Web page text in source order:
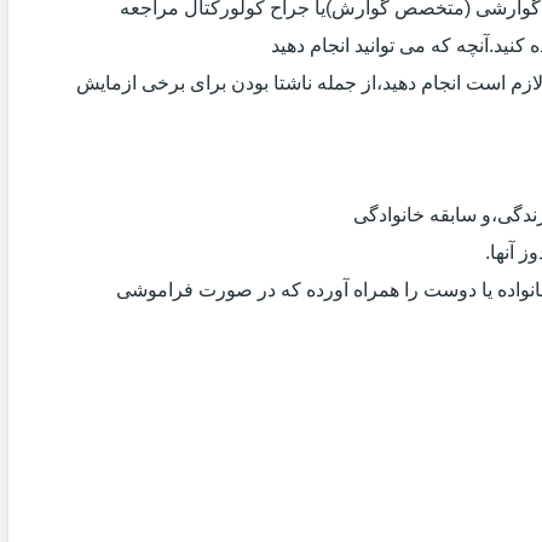
گوارشی (متخصص گوارش)یا جراح کولورکتال مراجعه
که می توانید انجام دهید
است انجام دهید،از جمله ناشتا بودن برای برخی ازمایش
سابقه خانوادگی
آنها.
یا دوست را همراه آورده که در صورت فراموشی